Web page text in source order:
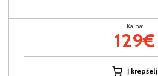
Kaina:
129€
Į krepšelį